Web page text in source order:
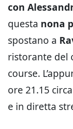
con
questa nona
spostano a
ristorante del
course.
ore 21.15
e in diretta